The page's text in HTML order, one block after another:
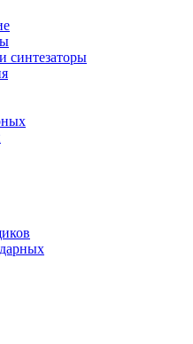
синтезаторы